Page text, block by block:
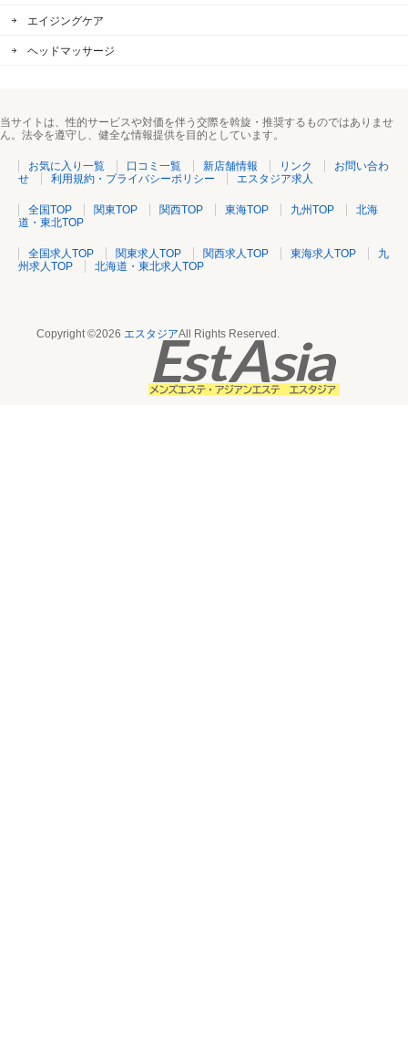
エイジングケア
ヘッドマッサージ
当サイトは、性的サービスや対価を伴う交際を斡旋・推奨するものではありませ
ん。法令を遵守し、健全な情報提供を目的としています。
お気に入り一覧 口コミ一覧 新店舗情報 リンク
お問い合わ
せ
利用規約・プライバシーポリシー エスタジア求人
全国TOP 関東TOP 関西TOP 東海TOP 九州TOP
北海
道・東北TOP
全国求人TOP 関東求人TOP 関西求人TOP 東海求人TOP
九
州求人TOP
北海道・東北求人TOP
Copyright ©2026 エスタジアAll Rights Reserved.